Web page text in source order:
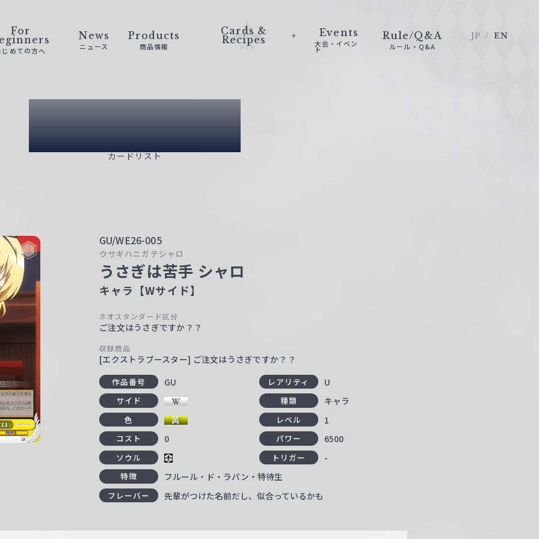
For
じめての方へ
News
ニュース
Products
商品情報
Cards &
Recipes
Events
大会・イベン
ト
Rule/Q&A
ルール・Q&A
JP EN
Card List
カードリスト
GU/WE26-005
ウサギハニガテシャロ
うさぎは苦手 シャロ
キャラ【Wサイド】
ネオスタンダード区分
ご注文はうさぎですか？？
収録商品
[エクストラブースター] ご注文はうさぎですか？？
作品番号 GU レアリティ U
サイド 種類 キャラ
色 レベル 1
コスト 0 パワー 6500
ソウル トリガー -
特徴 フルール・ド・ラパン・特待生
フレーバー 先輩がつけた名前だし、似合っているかも